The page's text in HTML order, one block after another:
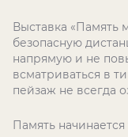
Выставка «Память
безопасную
напрямую и не
всматриваться в
пейзаж не всегда
Память